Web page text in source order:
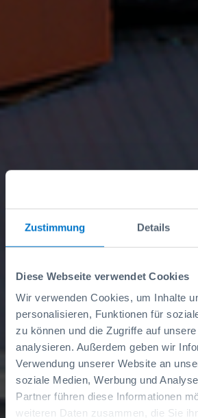
Zustimmung Details
Diese Webseite verwendet Cookies
Wir verwenden Cookies, um Inhalte
personalisieren, Funktionen für
zu können und die Zugriffe auf
analysieren. Außerdem geben wir
Verwendung unserer Website an
soziale Medien, Werbung und
Partner führen diese Informationen
weiteren Daten zusammen, die Sie
Jumbo